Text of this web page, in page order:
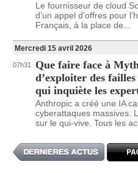
Le fournisseur de cloud
d’un appel d’offres pour
Français, à la place de...
Mercredi 15 avril 2026
07h31
Que faire face à
d’exploiter des
qui inquiète les
Anthropic a créé une IA
cyberattaques massives.
sur le qui-vive. Tous les